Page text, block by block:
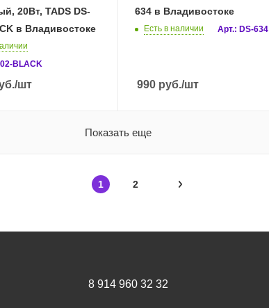
20Вт, TADS DS-
в Владивостоке
BLACK
/шт
634 в Владивостоке
Есть в наличии Арт.: DS-634
990 руб./шт
Показать еще
1 2
8 914 960 32 32